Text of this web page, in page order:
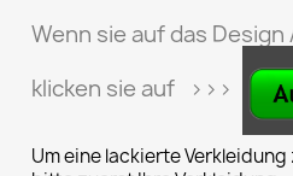
Wenn sie auf das
klicken sie auf >>>
Um eine lackierte